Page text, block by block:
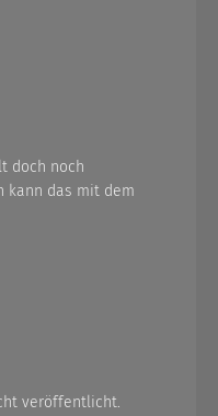
doch noch
kann das mit dem
veröffentlicht.